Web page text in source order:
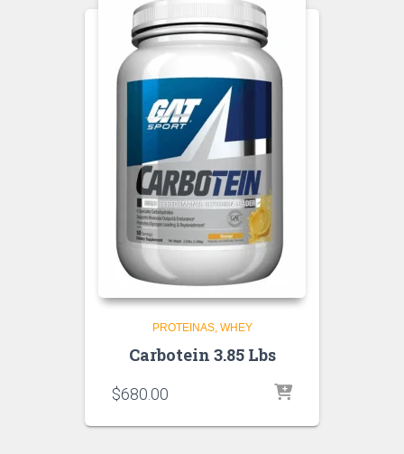
PROTEINAS WHEY
Carbotein 3.85 Lbs
$680.00